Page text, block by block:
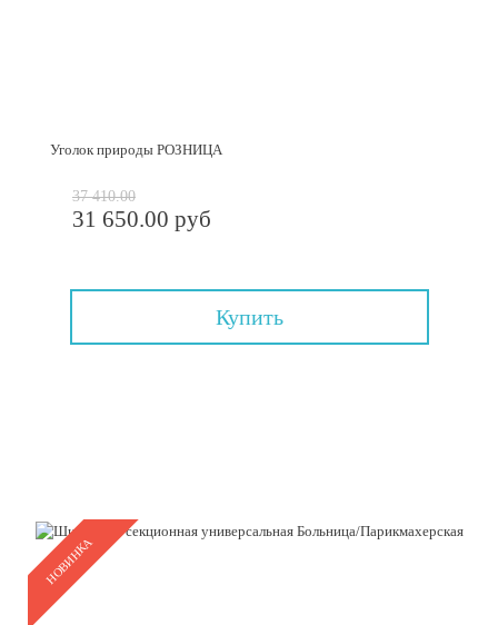
Уголок природы РОЗНИЦА
37 410.00
31 650.00 руб
Купить
НОВИНКА